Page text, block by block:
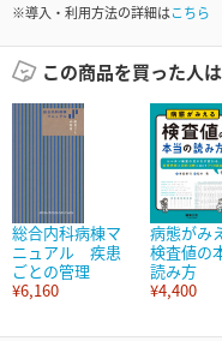
※導入・利用方法の詳細はこちら
この商品を買った人
総合内科病棟マ
ニュアル 疾患
ごとの管理
¥6,160
病態がみ
検査値の
読み方
¥4,400